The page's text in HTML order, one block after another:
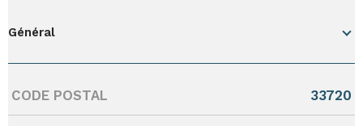
Général
Caractérisque Valeurs
CODE POSTAL 33720